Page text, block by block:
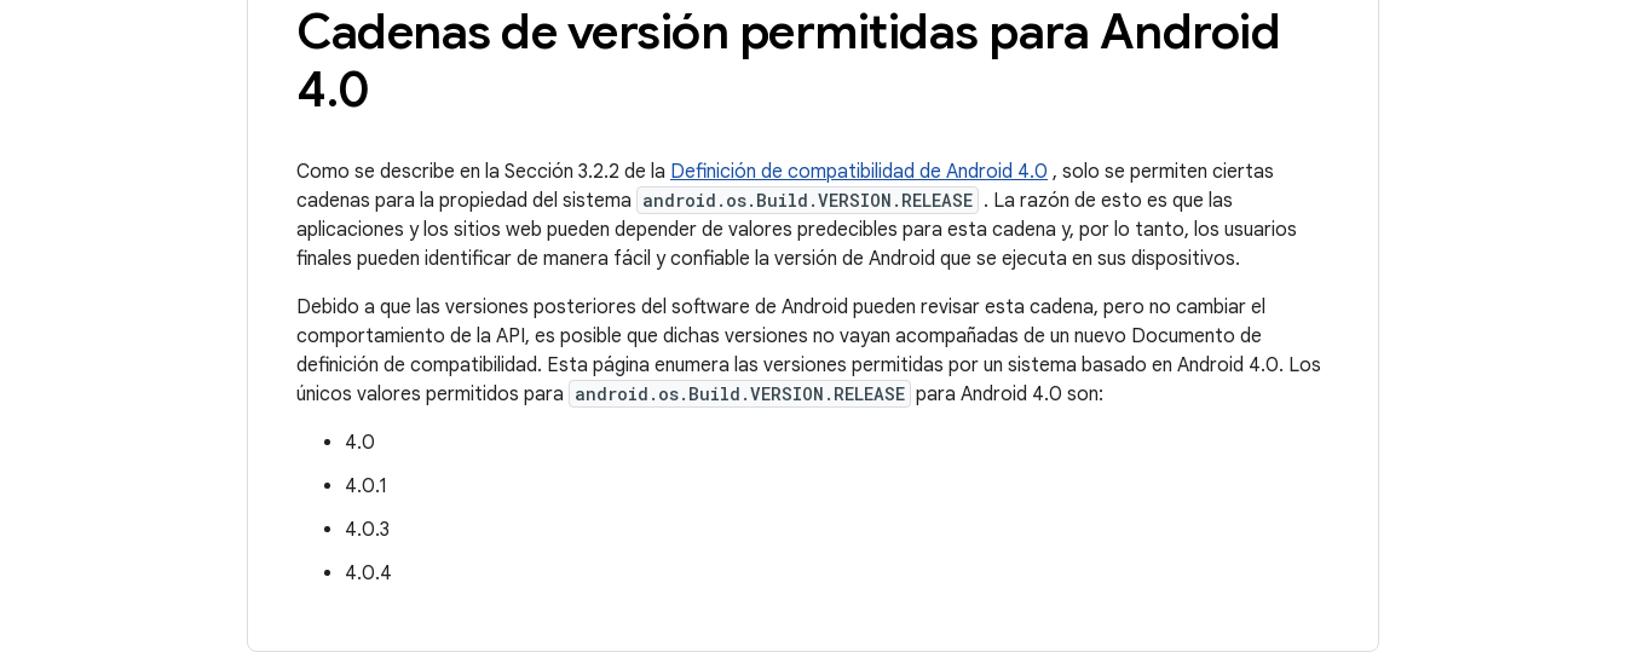
Cadenas de versión permitidas para Android
4.0
Como se describe en la Sección 3.2.2 de la Definición de compatibilidad de Android 4.0 , solo se permiten ciertas
cadenas para la propiedad del sistema android.os.Build.VERSION.RELEASE . La razón de esto es que las
aplicaciones y los sitios web pueden depender de valores predecibles para esta cadena y, por lo tanto, los usuarios
finales pueden identificar de manera fácil y confiable la versión de Android que se ejecuta en sus dispositivos.
Debido a que las versiones posteriores del software de Android pueden revisar esta cadena, pero no cambiar el
comportamiento de la API, es posible que dichas versiones no vayan acompañadas de un nuevo Documento de
definición de compatibilidad. Esta página enumera las versiones permitidas por un sistema basado en Android 4.0. Los
únicos valores permitidos para android.os.Build.VERSION.RELEASE para Android 4.0 son:
4.0
4.0.1
4.0.3
4.0.4